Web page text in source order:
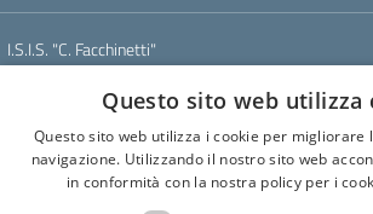
I.S.I.S. "C. Facchinetti"
Tel. 0331 635718 - E-mail:
vais01900e@pec.istruzione.it
Codice meccanografico: VAIS01900E
Codice Fiscale: 81009250127
Questo sito web utilizza
Questo sito web utilizza i cookie per migliorare
navigazione. Utilizzando il nostro sito web
in conformità con la nostra policy per i